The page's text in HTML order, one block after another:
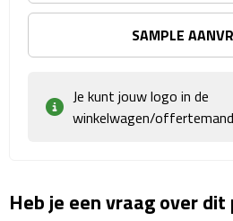
Fietstassen
Koeltassen & koelboxen
Strandtassen
SAMPLE
Je kunt jouw logo in de
winkelwagen/
Heb je een vraag over dit